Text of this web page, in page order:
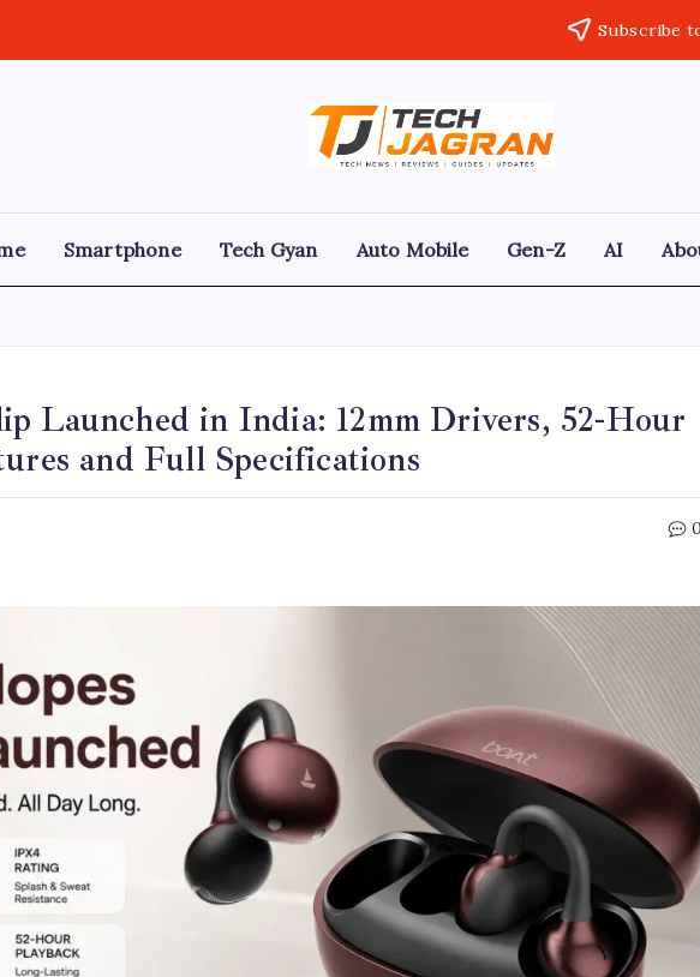
Subscribe
Smartphone Tech Gyan Auto Mobile Gen-Z AI
Launched in India: 12mm Drivers, 52-Hour
and Full Specifications
0